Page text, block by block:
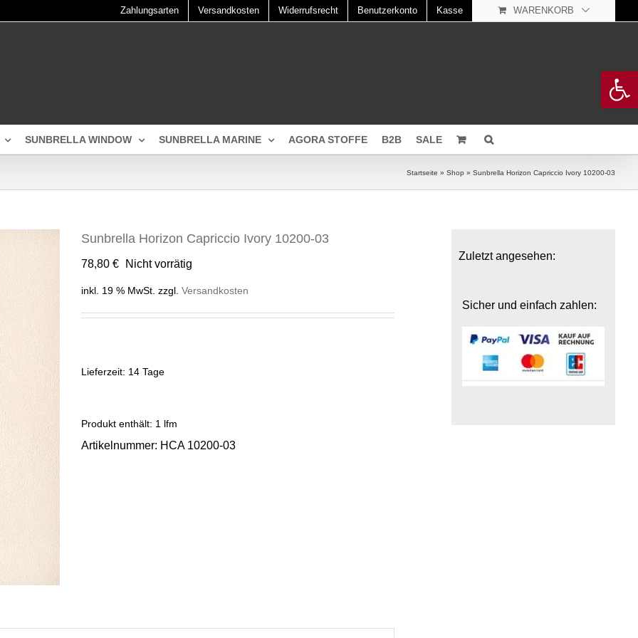
Zahlungsarten Versandkosten Widerrufsrecht Benutzerkonto Kasse WARENKORB
SUNBRELLA WINDOW SUNBRELLA MARINE AGORA STOFFE B2B SALE
Startseite » Shop » Sunbrella Horizon Capriccio Ivory 10200-03
Sunbrella Horizon Capriccio Ivory 10200-03
78,80 € Nicht vorrätig
inkl. 19 % MwSt. zzgl. Versandkosten
Lieferzeit: 14 Tage
Produkt enthält: 1 lfm
Artikelnummer: HCA 10200-03
Zuletzt angesehen:
Sicher und einfach zahlen: